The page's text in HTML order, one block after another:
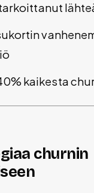
kaikesta
churnin